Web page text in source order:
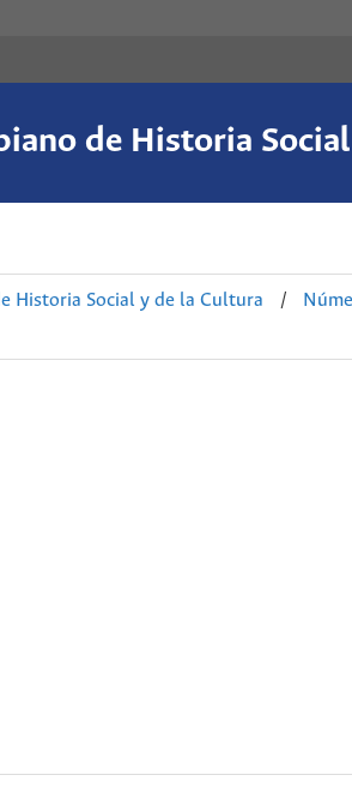
de Historia
Historia Social y de la Cultura /